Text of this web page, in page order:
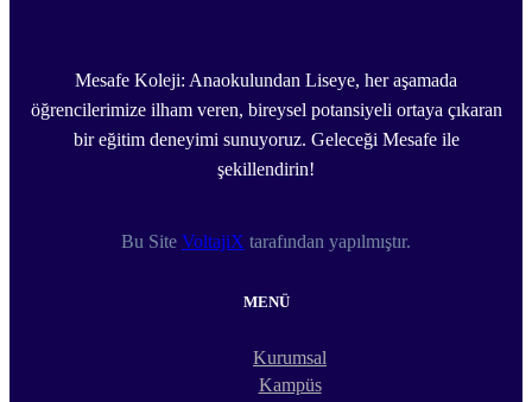
Mesafe Koleji: Anaokulundan Liseye, her aşamada
öğrencilerimize ilham veren, bireysel potansiyeli ortaya çıkaran
bir eğitim deneyimi sunuyoruz. Geleceği Mesafe ile
şekillendirin!
Bu Site VoltajiX tarafından yapılmıştır.
MENÜ
Kurumsal
Kampüs